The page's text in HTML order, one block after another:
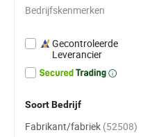
Bedrijfskenmerken
Gecontroleerde
Leverancier
Soort Bedrijf
Fabrikant/fabriek (52508)